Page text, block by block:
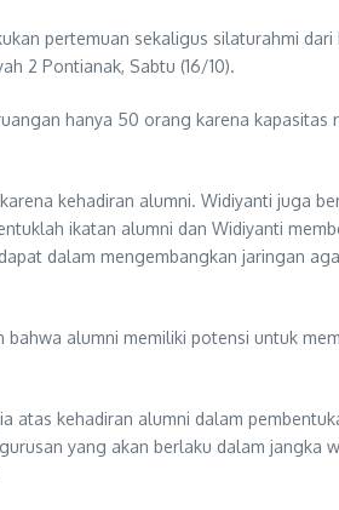
pertemuan sekaligus silaturahmi
2 Pontianak, Sabtu (16/10).
hanya 50 orang karena kapasitas
kehadiran alumni. Widiyanti juga
ikatan alumni dan Widiyanti
dalam mengembangkan jaringan
alumni memiliki potensi untuk
atas kehadiran alumni dalam
yang akan berlaku dalam jangka